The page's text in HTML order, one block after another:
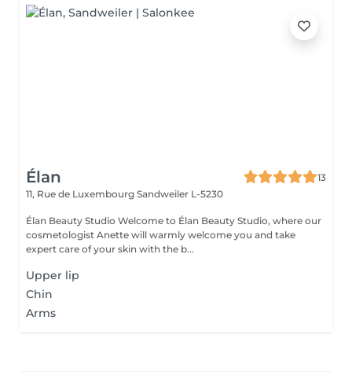
Élan
13
11, Rue de Luxembourg Sandweiler L-5230
Élan Beauty Studio Welcome to Élan Beauty Studio, where our
cosmetologist Anette will warmly welcome you and take
expert care of your skin with the b...
Upper lip
Chin
Arms